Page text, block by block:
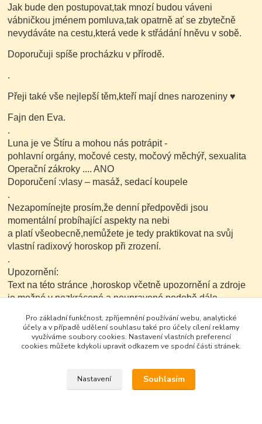
Jak bude den postupovat,tak mnozí budou váveni
vábničkou jménem pomluva,tak opatrně ať se zbytečně
nevydáváte na cestu,která vede k střádání hněvu v sobě.
Doporučuji spíše procházku v přírodě.
.
Přeji také vše nejlepší těm,kteří mají dnes narozeniny♥
Fajn den Eva.
.
Luna je ve Štíru a mohou nás potrápit -
pohlavní orgány, močové cesty, močový měchýř, sexualita
Operační zákroky .... ANO
Doporučení :vlasy – masáž, sedací koupele
.
Nezapomínejte prosím,že denní předpovědi jsou
momentální probíhající aspekty na nebi
a platí všeobecně,nemůžete je tedy praktikovat na svůj
vlastní radixový horoskop při zrození.
.
Upozornění:
Text na této stránce ,horoskop včetně upozornění a zdroje
je možné v nezkrácené a neupravené podobě dále
způsobem..
Pro základní funkčnost, zpříjemnění používání webu, analytické
účely a v případě udělení souhlasu také pro účely cílení reklamy
využíváme soubory cookies. Nastavení vlastních preferencí
cookies můžete kdykoli upravit odkazem ve spodní části stránek.
Nastavení Souhlasím